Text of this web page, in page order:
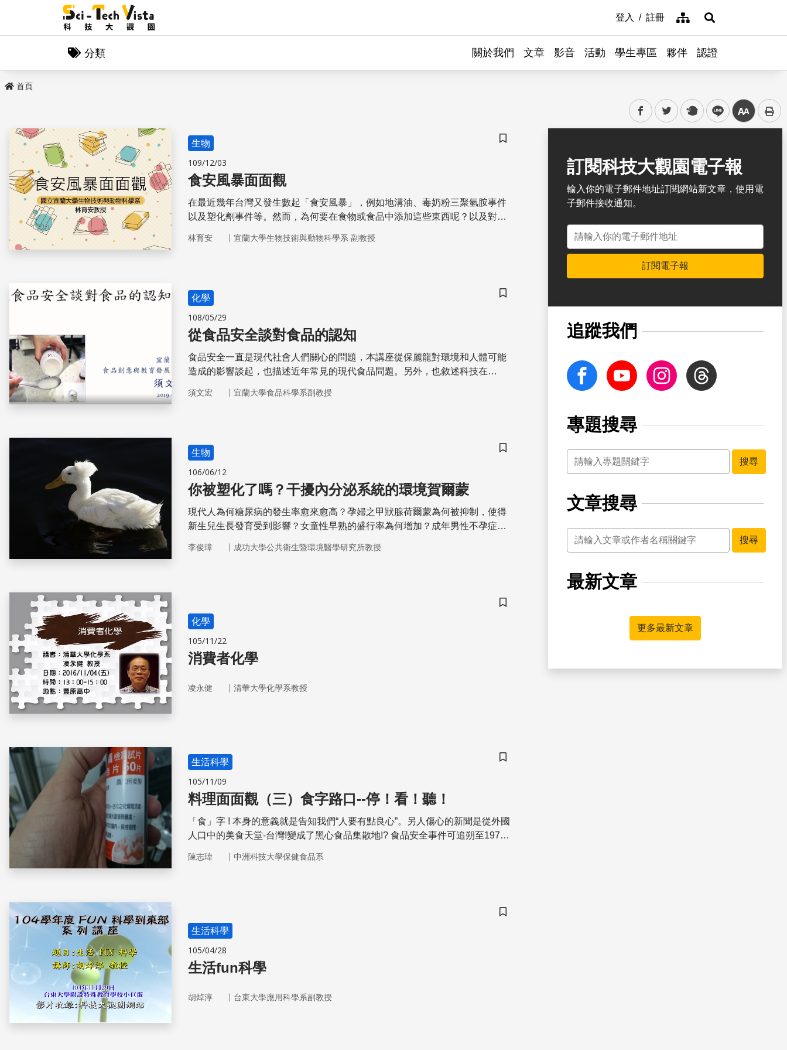
登入 註冊 網站導覽展開搜尋
分類 關於我們 文章 影音 活動 學生專區 夥伴 認證
首頁
facebooktwitter plurk line 中
儲存書籤
生物
109/12/03
食安風暴面面觀
在最近幾年台灣又發生數起「食安風暴」，例如地溝油、毒奶粉三聚氫胺事件
以及塑化劑事件等。然而，為何要在食物或食品中添加這些東西呢？以及對我
解除您心中的疑惑。
林育安 ｜ 宜蘭大學生物技術與動物科學系 副教授
儲存書籤
化學
108/05/29
從食品安全談對食品的認知
食品安全一直是現代社會人們關心的問題，本講座從保麗龍對環境和人體可能
造成的影響談起，也描述近年常見的現代食品問題。另外，也敘述科技在
須文宏 ｜ 宜蘭大學食品科學系副教授
儲存書籤
生物
106/06/12
你被塑化了嗎？干擾內分泌系統的環境賀爾蒙
現代人為何糖尿病的發生率愈來愈高？孕婦之甲狀腺荷爾蒙為何被抑制，使得
新生兒生長發育受到影響？女童性早熟的盛行率為何增加？成年男性不孕症怎
呢？想化領悟為行動，將這些生活中的隱形殺手逐出生活環境，以建立一個安
李俊璋 ｜ 成功大學公共衛生暨環境醫學研究所教授
儲存書籤
化學
105/11/22
消費者化學
凌永健 ｜ 清華大學化學系教授
儲存書籤
生活科學
105/11/09
料理面面觀（三）食字路口--停！看！聽！
「食」字 ! 本身的意義就是告知我們“人要有點良心”。另人傷心的新聞是從外國
人口中的美食天堂-台灣!變成了黑心食品集散地!? 食品安全事件可追朔至1979
護團體興起
陳志瑋 ｜ 中洲科技大學保健食品系
儲存書籤
生活科學
105/04/28
生活fun科學
胡焯淳 ｜ 台東大學應用科學系副教授
訂閱科技大觀園電子報
輸入你的電子郵件地址訂閱網站新文章，使用電
子郵件接收通知。
電子郵件地址
訂閱電子報
追蹤我們
facebook Youtube InstagramThreads
專題搜尋
關鍵字
搜尋
文章搜尋
關鍵字
搜尋
最新文章
更多最新文章